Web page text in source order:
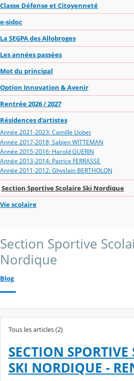
Classe Défense et Citoyenneté
e-sidoc
La SEGPA des Allobroges
Les années passées
Mot du principal
Option Innovation & Avenir
Rentrée 2026 / 2027
Résidences d'artistes
Année 2021-2023: Camille Llobet
Année 2017-2018; Sabien WITTEMAN
Année 2015-2016: Harold GUERIN
Année 2013-2014: Patrice FERRASSE
Année 2011-2012: Ghyslain BERTHOLON
Section Sportive Scolaire Ski Nordique
Vie scolaire
Section Sportive
Nordique
Blog
Tous les articles (2)
SECTION SPORTIVE
SKI NORDIQUE -